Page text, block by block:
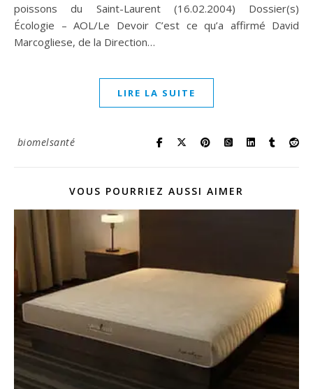
poissons du Saint-Laurent (16.02.2004) Dossier(s)
Écologie – AOL/Le Devoir C’est ce qu’a affirmé David
Marcogliese, de la Direction…
LIRE LA SUITE
biomelsanté
VOUS POURRIEZ AUSSI AIMER